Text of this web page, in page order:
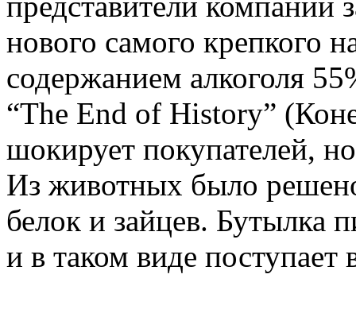
нового самого крепкого
содержанием алкоголя
“The End of History”
шокирует покупателей,
Из животных было
белок и зайцев. Бутылка
и в таком виде поступает